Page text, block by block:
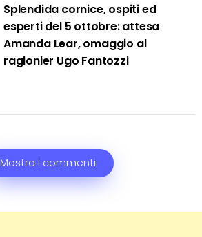
Splendida cornice, ospiti ed
esperti del 5 ottobre: attesa
Amanda Lear, omaggio al
ragionier Ugo Fantozzi
Mostra i commenti